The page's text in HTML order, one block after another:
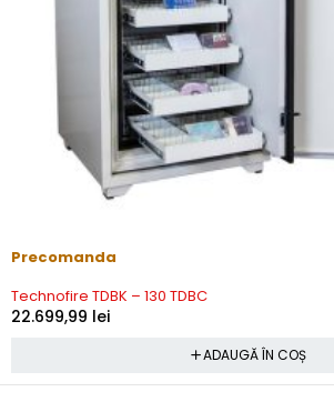
Precomanda
Technofire TDBK – 130 TDBC
22.699,99 lei
ADAUGĂ ÎN COȘ